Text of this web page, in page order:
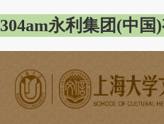
304am永利集团(中